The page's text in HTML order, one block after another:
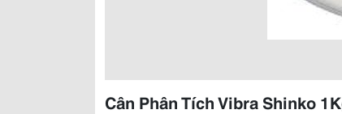
Cân Phân Tích Vibra Shinko